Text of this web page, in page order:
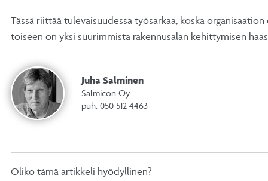
Tässä riittää tulevaisuudessa työsarkaa, koska
toiseen on yksi suurimmista rakennusalan kehittymisen
Juha Salminen
Salmicon Oy
puh. 050 512 4463
Oliko tämä artikkeli hyödyllinen?